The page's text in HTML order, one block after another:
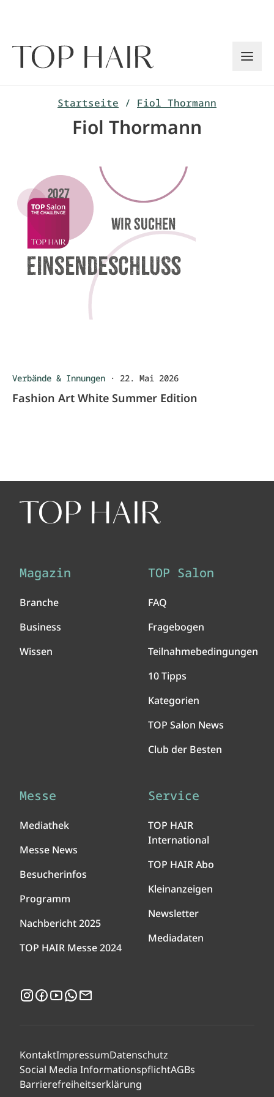
Startseite / Fiol Thormann
Fiol Thormann
Verbände & Innungen · 22. Mai 2026
Fashion Art White Summer Edition
Magazin
Branche
Business
Wissen
TOP Salon
FAQ
Fragebogen
Teilnahmebedingungen
10 Tipps
Kategorien
TOP Salon News
Club der Besten
Messe
Mediathek
Messe News
Besucherinfos
Programm
Nachbericht 2025
TOP HAIR Messe 2024
Service
TOP HAIR
International
TOP HAIR Abo
Kleinanzeigen
Newsletter
Mediadaten
Instagram
Facebook
YouTubeWhatsApp
KontaktImpressumDatenschutz
Social Media InformationspflichtAGBs
Barrierefreiheitserklärung